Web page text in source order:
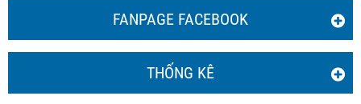
FANPAGE FACEBOOK
THỐNG KÊ